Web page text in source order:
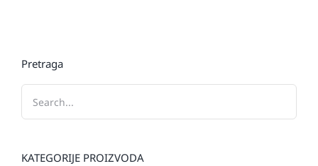
Pretraga
KATEGORIJE PROIZVODA